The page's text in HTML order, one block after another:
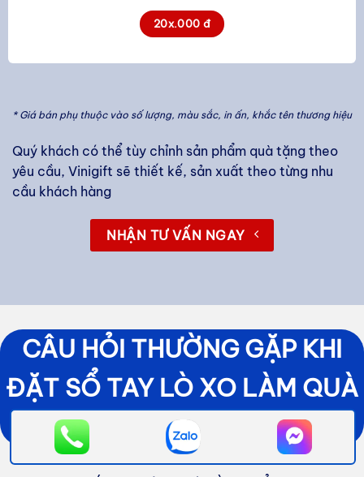
20x.000 đ
* Giá bán phụ thuộc vào số lượng, màu sắc, in ấn, khắc tên thương hiệu
Quý khách có thể tùy chỉnh sản phẩm quà tặng theo
yêu cầu, Vinigift sẽ thiết kế, sản xuất theo từng nhu
cầu khách hàng
NHẬN TƯ VẤN NGAY
CÂU HỎI THƯỜNG GẶP KHI
ĐẶT SỔ TAY LÒ XO LÀM QUÀ
TẶNG